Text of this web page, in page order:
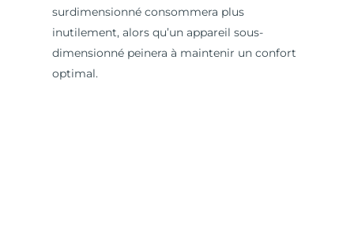
surdimensionné consommera plus
inutilement, alors qu’un appareil sous-
dimensionné peinera à maintenir un confort
optimal.